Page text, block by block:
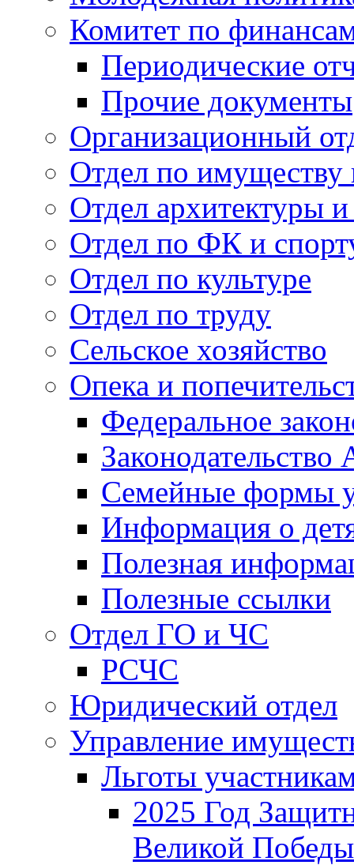
Комитет по
Периодические
Прочие документы
Организационный
Отдел по
Отдел архитектуры и
Отдел по ФК и
Отдел по культуре
Отдел по труду
Сельское хозяйство
Опека и
Федеральное
Законодательство
Семейные формы
Информация о
Полезная
Полезные ссылки
Отдел ГО и ЧС
РСЧС
Юридический отдел
Управление
Льготы
2025 Год
Великой Победы